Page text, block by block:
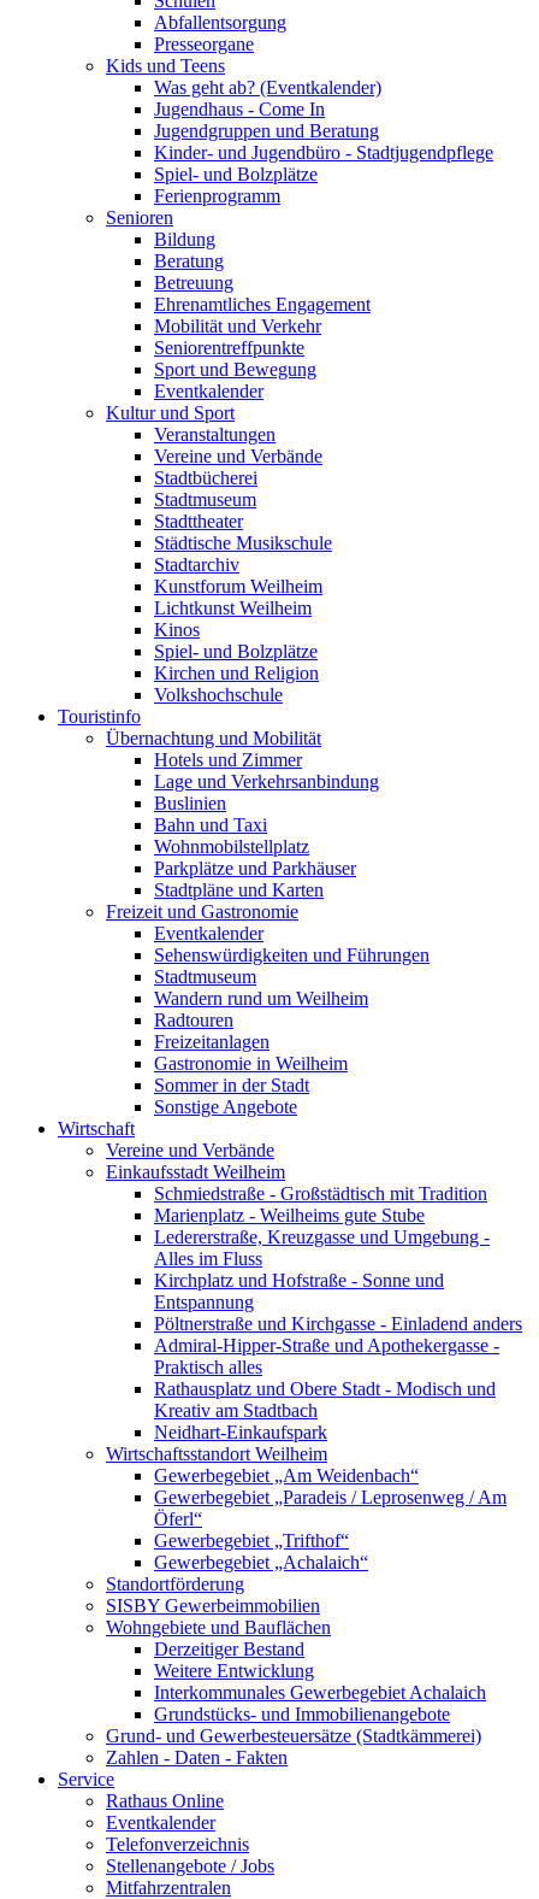
Abfallentsorgung
Presseorgane
Kids und Teens
Was geht ab? (Eventkalender)
Jugendhaus - Come In
Jugendgruppen und Beratung
Kinder- und Jugendbüro - Stadtjugendpflege
Spiel- und Bolzplätze
Ferienprogramm
Senioren
Bildung
Beratung
Betreuung
Ehrenamtliches Engagement
Mobilität und Verkehr
Seniorentreffpunkte
Sport und Bewegung
Eventkalender
Kultur und Sport
Veranstaltungen
Vereine und Verbände
Stadtbücherei
Stadtmuseum
Stadttheater
Städtische Musikschule
Stadtarchiv
Kunstforum Weilheim
Lichtkunst Weilheim
Kinos
Spiel- und Bolzplätze
Kirchen und Religion
Volkshochschule
Touristinfo
Übernachtung und Mobilität
Hotels und Zimmer
Lage und Verkehrsanbindung
Buslinien
Bahn und Taxi
Wohnmobilstellplatz
Parkplätze und Parkhäuser
Stadtpläne und Karten
Freizeit und Gastronomie
Eventkalender
Sehenswürdigkeiten und Führungen
Stadtmuseum
Wandern rund um Weilheim
Radtouren
Freizeitanlagen
Gastronomie in Weilheim
Sommer in der Stadt
Sonstige Angebote
Wirtschaft
Vereine und Verbände
Einkaufsstadt Weilheim
Schmiedstraße - Großstädtisch mit Tradition
Marienplatz - Weilheims gute Stube
Ledererstraße, Kreuzgasse und Umgebung -
Alles im Fluss
Kirchplatz und Hofstraße - Sonne und
Entspannung
Pöltnerstraße und Kirchgasse - Einladend anders
Admiral-Hipper-Straße und Apothekergasse -
Praktisch alles
Rathausplatz und Obere Stadt - Modisch und
Kreativ am Stadtbach
Neidhart-Einkaufspark
Wirtschaftsstandort Weilheim
Gewerbegebiet „Am Weidenbach“
Gewerbegebiet „Paradeis / Leprosenweg / Am
Öferl“
Gewerbegebiet „Trifthof“
Gewerbegebiet „Achalaich“
Standortförderung
SISBY Gewerbeimmobilien
Wohngebiete und Bauflächen
Derzeitiger Bestand
Weitere Entwicklung
Interkommunales Gewerbegebiet Achalaich
Grundstücks- und Immobilienangebote
Grund- und Gewerbesteuersätze (Stadtkämmerei)
Zahlen - Daten - Fakten
Service
Rathaus Online
Eventkalender
Telefonverzeichnis
Stellenangebote / Jobs
Mitfahrzentralen